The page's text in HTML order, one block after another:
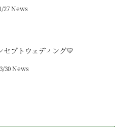
27 News
セプトウェディング💛
30 News